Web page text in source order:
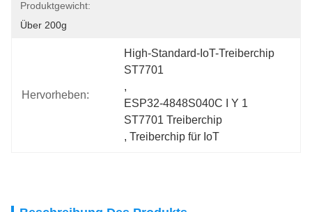
Produktgewicht:
Über 200g
Hervorheben:
High-Standard-IoT-Treiberchip
ST7701
,
ESP32-4848S040C I Y 1
ST7701 Treiberchip
, Treiberchip für IoT